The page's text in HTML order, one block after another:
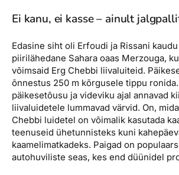
Ei kanu, ei kasse – ainult
Edasine siht oli Erfoudi ja Rissani
piirilähedane Sahara oaas Merzouga,
võimsaid Erg Chebbi liivaluiteid.
õnnestus 250 m kõrgusele tippu
päikesetõusu ja videviku ajal annavad
liivaluidetele lummavad värvid. On,
Chebbi luidetel on võimalik kasutada
teenuseid ühetunnisteks kuni
kaamelimatkadeks. Paigad on
autohuviliste seas, kes end düünidel